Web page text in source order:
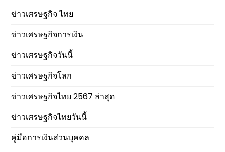
ข่าวเศรษฐกิจ ไทย
ข่าวเศรษฐกิจการเงิน
ข่าวเศรษฐกิจวันนี้
ข่าวเศรษฐกิจโลก
ข่าวเศรษฐกิจไทย 2567 ล่าสุด
ข่าวเศรษฐกิจไทยวันนี้
คู่มือการเงินส่วนบุคคล